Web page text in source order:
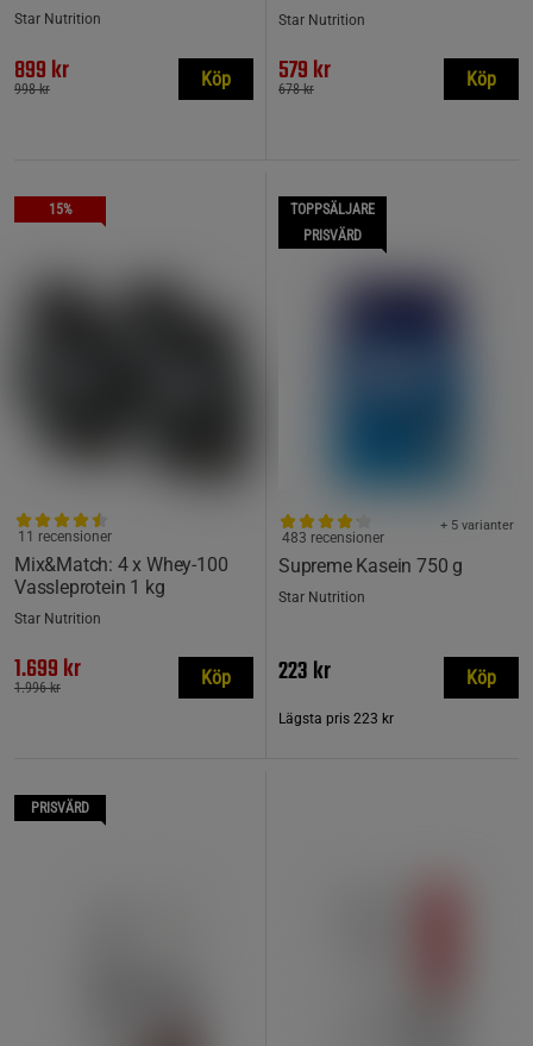
Star Nutrition
899 kr
998 kr Köp
Star Nutrition
579 kr
678 kr Köp
15%
Mix&Match: 4 x Whey-100
Vassleprotein 1 kg
11 recensioner
Star Nutrition
1.699 kr
1.996 kr Köp
TOPPSÄLJARE
PRISVÄRD
Supreme Kasein 750 g
+ 5 varianter
483 recensioner
Star Nutrition
223 kr
Lägsta pris 223 kr
Köp
PRISVÄRD